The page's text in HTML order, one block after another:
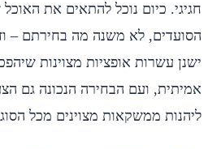
חגיגי. כיום נוכל להתאים את האוכל
הסועדים, לא משנה מה בחירתם –
ישנן עשרות אופציות מצוינות
אמיתית, ועם הבחירה הנכונה גם
ליהנות ממשקאות מצוינים מכל